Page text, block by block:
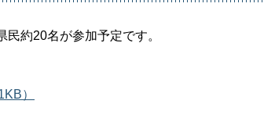
約20名が参加予定です。
）